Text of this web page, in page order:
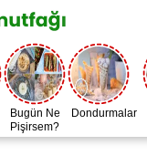
Bugün Ne
Pişirsem?
Dondurmalar